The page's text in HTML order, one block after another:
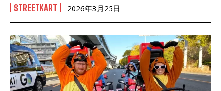
STREETKART 2026年3月25日